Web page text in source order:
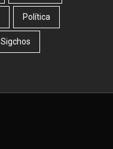
Política
Sigchos